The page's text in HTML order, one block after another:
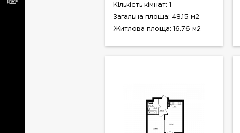
Кількість кімнат: 1
Загальна площа: 48.15 м2
Житлова площа: 16.76 м2